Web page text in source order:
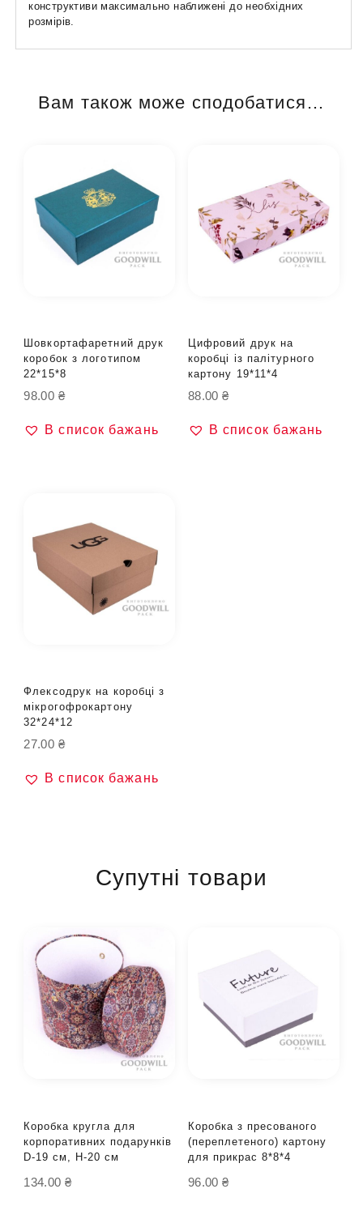
конструктиви максимально наближені до необхідних
розмірів.
Вам також може сподобатися…
Шовкортафаретний друк
коробок з логотипом
22*15*8
98.00 ₴
В список бажань
Цифровий друк на
коробці із палітурного
картону 19*11*4
88.00₴
В список бажань
Флексодрук на коробці з
мікрогофрокартону
32*24*12
27.00 ₴
В список бажань
Супутні товари
Коробка кругла для
корпоративних подарунків
D-19 см, H-20 см
134.00 ₴
Коробка з пресованого
(переплетеного) картону
для прикрас 8*8*4
96.00₴